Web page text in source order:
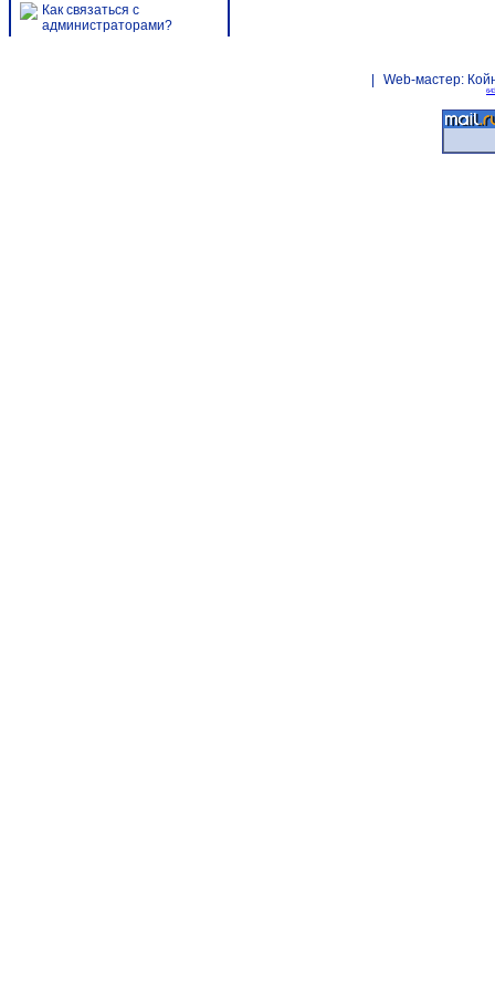
Как связаться с
администраторами?
Web-мастер: